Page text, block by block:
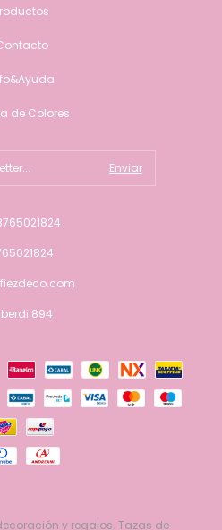
de Colores
894
y regalos. Tazas de